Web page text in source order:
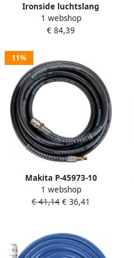
Ironside luchtslang
8x15mm compleet max 20
bar (15mtr)
1 webshop
€ 84,39
11%
Makita P-45973-10
Luchtslang 10 meter |
Mtools
1 webshop
€ 41,14 € 36,41